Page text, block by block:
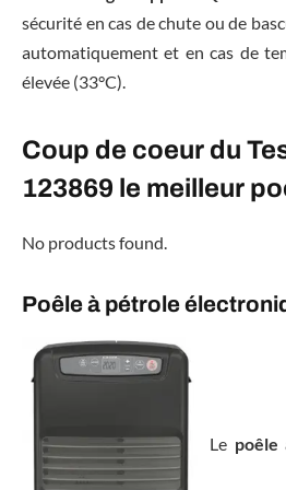
sécurité en cas de chute ou de
automatiquement et en cas de
élevée (33°C).
Coup de coeur du
123869 le meilleur
No products found.
Poêle à pétrole
Le poêle